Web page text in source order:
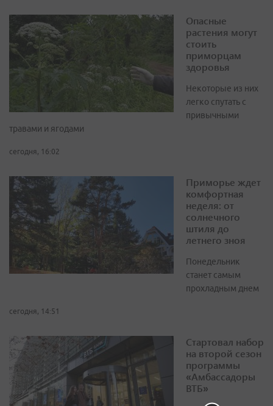
Опасные
растения могут
стоить
приморцам
здоровья
Некоторые из них
легко спутать с
привычными
травами и ягодами
сегодня, 16:02
Приморье ждет
комфортная
неделя: от
солнечного
штиля до
летнего зноя
Понедельник
станет самым
прохладным днем
сегодня, 14:51
Стартовал набор
на второй сезон
программы
«Амбассадоры
ВТБ»